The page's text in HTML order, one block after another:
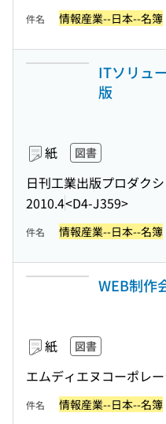
件名 情報産業--日本--名簿
ITソリュ
版
紙 図書
日刊工業出版プロダク
2010.4<D4-J359>
件名 情報産業--日本--名簿
WEB制作
紙 図書
エムディエヌコーポレ
件名 情報産業--日本--名簿